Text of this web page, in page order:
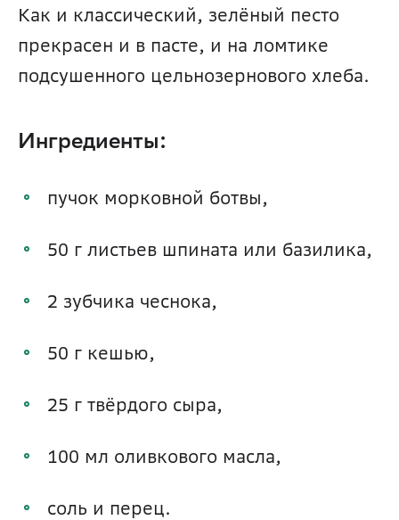
Как и классический, зелёный песто
прекрасен и в пасте, и на ломтике
подсушенного цельнозернового хлеба.
Ингредиенты:
пучок морковной ботвы,
50 г листьев шпината или базилика,
2 зубчика чеснока,
50 г кешью,
25 г твёрдого сыра,
100 мл оливкового масла,
соль и перец.